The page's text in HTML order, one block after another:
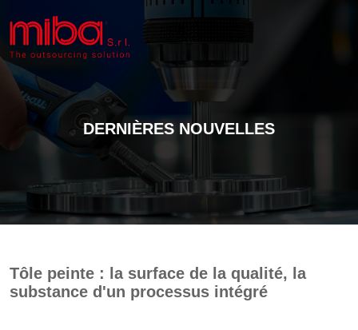
DERNIÈRES NOUVELLES
Tôle peinte : la surface de la qualité, la
substance d'un processus intégré